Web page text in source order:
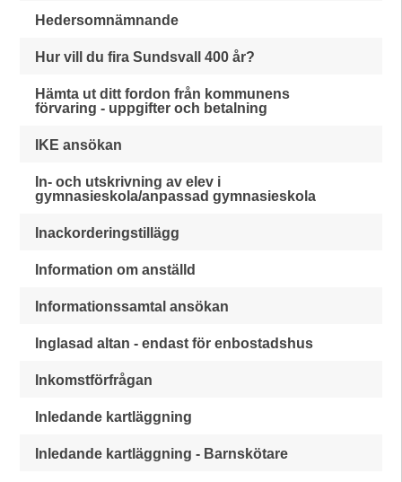
Hedersomnämnande
Hur vill du fira Sundsvall 400 år?
Hämta ut ditt fordon från kommunens
förvaring - uppgifter och betalning
IKE ansökan
In- och utskrivning av elev i
gymnasieskola/anpassad gymnasieskola
Inackorderingstillägg
Information om anställd
Informationssamtal ansökan
Inglasad altan - endast för enbostadshus
Inkomstförfrågan
Inledande kartläggning
Inledande kartläggning - Barnskötare